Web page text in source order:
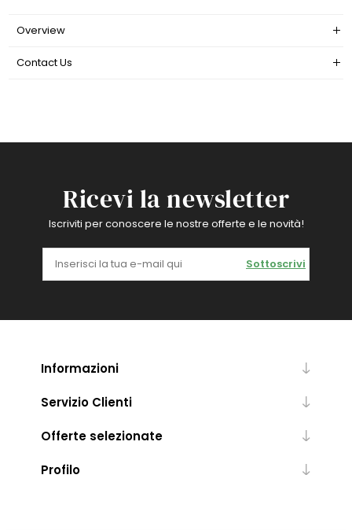
Overview
Contact Us
Ricevi la newsletter
Iscriviti per conoscere le nostre offerte e le novità!
Sottoscrivi
Informazioni
Servizio Clienti
Offerte selezionate
Profilo